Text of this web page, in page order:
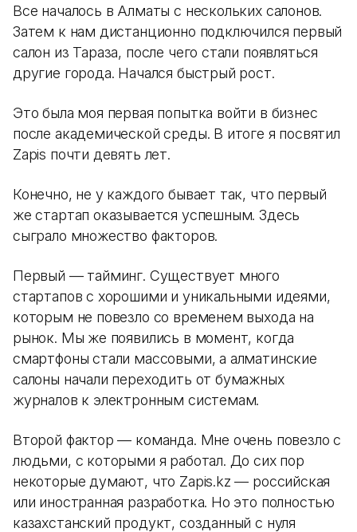
Все началось в Алматы с нескольких салонов.
Затем к нам дистанционно подключился первый
салон из Тараза, после чего стали появляться
другие города. Начался быстрый рост.
Это была моя первая попытка войти в бизнес
после академической среды. В итоге я посвятил
Zapis почти девять лет.
Конечно, не у каждого бывает так, что первый
же стартап оказывается успешным. Здесь
сыграло множество факторов.
Первый — тайминг. Существует много
стартапов с хорошими и уникальными идеями,
которым не повезло со временем выхода на
рынок. Мы же появились в момент, когда
смартфоны стали массовыми, а алматинские
салоны начали переходить от бумажных
журналов к электронным системам.
Второй фактор — команда. Мне очень повезло с
людьми, с которыми я работал. До сих пор
некоторые думают, что Zapis.kz — российская
или иностранная разработка. Но это полностью
казахстанский продукт, созданный с нуля